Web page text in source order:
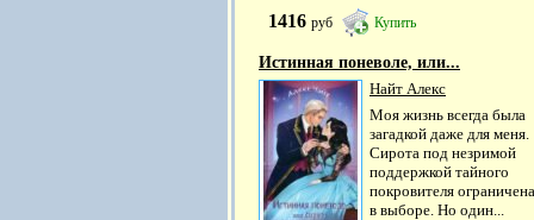
1416 руб Купить
Истинная поневоле, или...
Найт Алекс
Моя жизнь всегда была
загадкой даже для меня.
Сирота под незримой
поддержкой тайного
покровителя ограничена
в выборе. Но один...